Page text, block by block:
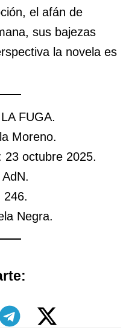
el afán de
sus bajezas
la novela es
FUGA.
Moreno.
23 octubre 2025.
246.
Negra.